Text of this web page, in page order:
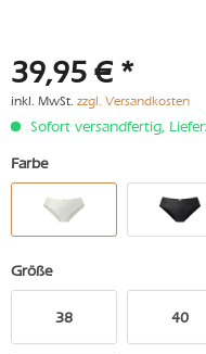
39,95 € *
inkl. MwSt. zzgl. Versandkosten
Sofort versandfertig,
Farbe
Größe
38 40